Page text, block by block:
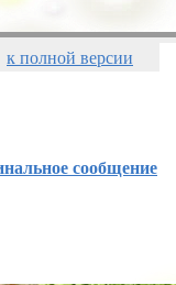
к полной версии
сообщение